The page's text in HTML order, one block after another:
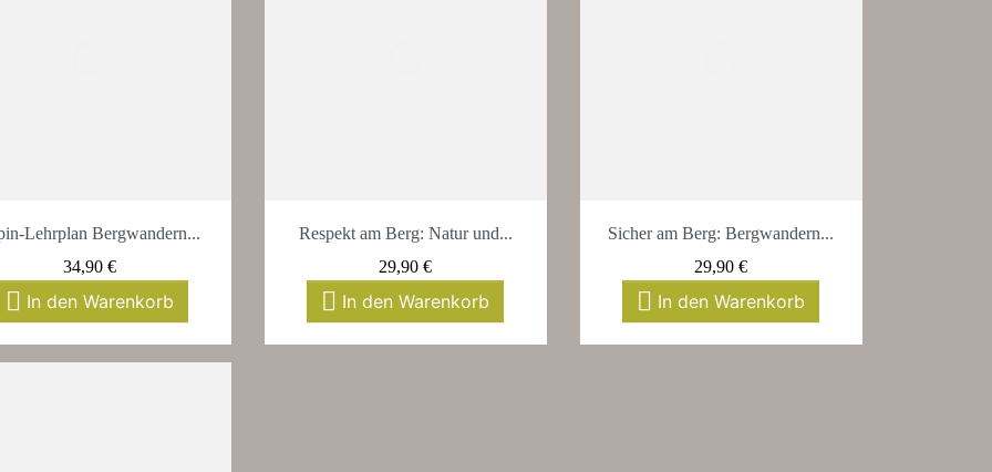
Vorschau
Lehrplan Bergwandern...
Preis
34,90 €
 In den Warenkorb
Vorschau
Respekt am Berg: Natur und...
Preis
29,90 €
 In den Warenkorb
Vorschau
Sicher am Berg: Bergwandern...
Preis
29,90 €
 In den Warenkorb